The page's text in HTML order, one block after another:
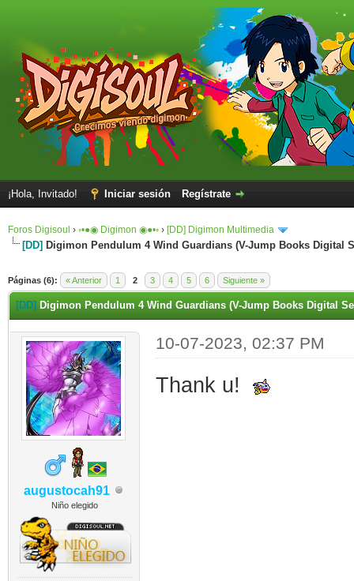
¡Hola, Invitado! Iniciar sesión Regístrate
Foros Digisoul › ◦•●◉ Digimon ◉●•◦ › [DD] Digimon Multimedia
[DD] Digimon Pendulum 4 Wind Guardians (V-Jump Books Digital
Páginas (6): « Anterior 1 2 3 4 5 6 Siguiente »
[DD] Digimon Pendulum 4 Wind Guardians (V-Jump Books Digital
augustocah91
Niño elegido
10-07-2023, 02:37 PM
Thank u!